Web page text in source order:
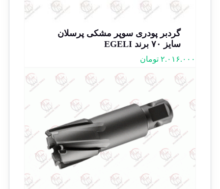
گردبر پودری سوپر مشکی پرسلان
سایز ۷۰ برند EGELI
۲.۰۱۶.۰۰۰ تومان